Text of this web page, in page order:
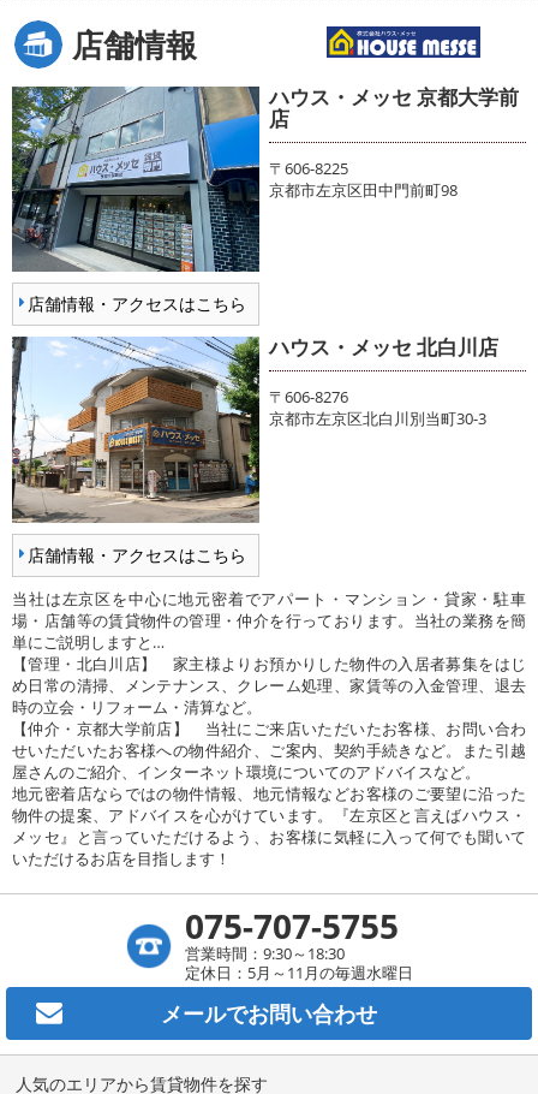
店舗情報
店舗情報・アクセスはこちら
ハウス・メッセ 京都大学前
店
〒606-8225
京都市左京区田中門前町98
店舗情報・アクセスはこちら
ハウス・メッセ 北白川店
〒606-8276
京都市左京区北白川別当町30-3
当社は左京区を中心に地元密着でアパート・マンション・貸家・駐車
場・店舗等の賃貸物件の管理・仲介を行っております。当社の業務を簡
単にご説明しますと…
【管理・北白川店】 家主様よりお預かりした物件の入居者募集をはじ
め日常の清掃、メンテナンス、クレーム処理、家賃等の入金管理、退去
時の立会・リフォーム・清算など。
【仲介・京都大学前店】 当社にご来店いただいたお客様、お問い合わ
せいただいたお客様への物件紹介、ご案内、契約手続きなど。また引越
屋さんのご紹介、インターネット環境についてのアドバイスなど。
地元密着店ならではの物件情報、地元情報などお客様のご要望に沿った
物件の提案、アドバイスを心がけています。『左京区と言えばハウス・
メッセ』と言っていただけるよう、お客様に気軽に入って何でも聞いて
いただけるお店を目指します！
075-707-5755
営業時間：9:30～18:30
定休日：5月～11月の毎週水曜日
メールでお問い合わせ
人気のエリアから賃貸物件を探す